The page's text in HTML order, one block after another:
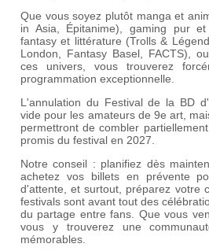
Que vous soyez plutôt manga et
in Asia, Épitanime), gaming pur
fantasy et littérature (Trolls &
London, Fantasy Basel, FACTS),
ces univers, vous trouverez
programmation exceptionnelle.
L'annulation du Festival de la BD
vide pour les amateurs de 9e art,
permettront de combler
promis du festival en 2027.
Notre conseil : planifiez dès
achetez vos billets en prévente
d'attente, et surtout, préparez votre
festivals sont avant tout des
du partage entre fans. Que vous
vous y trouverez une
mémorables.